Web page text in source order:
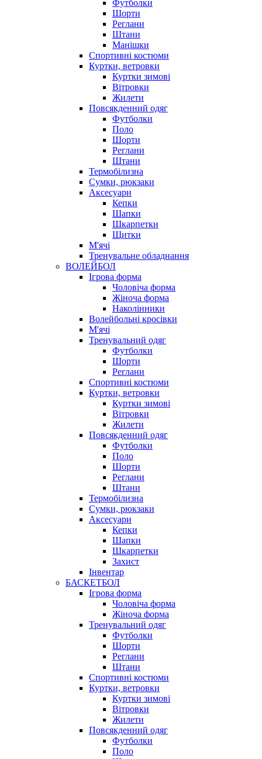
Футболки
Шорти
Реглани
Штани
Манішки
Спортивні костюми
Куртки, ветровки
Куртки зимові
Вітровки
Жилети
Повсякденний одяг
Футболки
Поло
Шорти
Реглани
Штани
Термобілизна
Сумки, рюкзаки
Аксесуари
Кепки
Шапки
Шкарпетки
Щитки
М'ячі
Тренувальне обладнання
ВОЛЕЙБОЛ
Ігрова форма
Чоловіча форма
Жіноча форма
Наколінники
Волейбольні кросівки
М'ячі
Тренувальний одяг
Футболки
Шорти
Реглани
Спортивні костюми
Куртки, ветровки
Куртки зимові
Вітровки
Жилети
Повсякденний одяг
Футболки
Поло
Шорти
Реглани
Штани
Термобілизна
Сумки, рюкзаки
Аксесуари
Кепки
Шапки
Шкарпетки
Захист
Інвентар
БАСКЕТБОЛ
Ігрова форма
Чоловіча форма
Жіноча форма
Тренувальний одяг
Футболки
Шорти
Реглани
Штани
Спортивні костюми
Куртки, ветровки
Куртки зимові
Вітровки
Жилети
Повсякденний одяг
Футболки
Поло